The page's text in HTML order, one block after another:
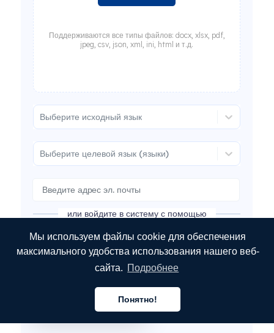
Мы используем файлы cookie для обеспечения
максимального удобства использования нашего веб-
сайта. Подробнее
Понятно!
Поддерживаются все типы файлов: docx, xlsx, pdf,
jpeg, csv, json, xml, ini, html и т.д.
Выберите исходный язык
Выберите целевой язык (языки)
или войдите в систему с помощью
Продолжить с Google
Продолжить работу с Microsoft
Продолжить работу с LinkedIn
Русский